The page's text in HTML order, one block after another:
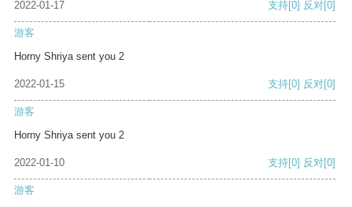
2022-01-17 支持[0] 反对[0]
游客
Horny Shriya sent you 2
2022-01-15 支持[0] 反对[0]
游客
Horny Shriya sent you 2
2022-01-10 支持[0] 反对[0]
游客